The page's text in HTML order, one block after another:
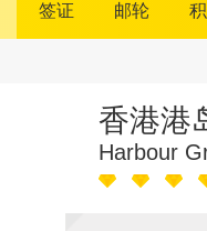
签证 邮轮
香港港
Harbour